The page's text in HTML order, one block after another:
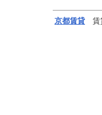
京都賃貸 賃